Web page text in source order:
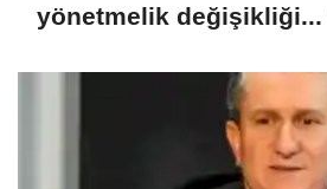
yönetmelik